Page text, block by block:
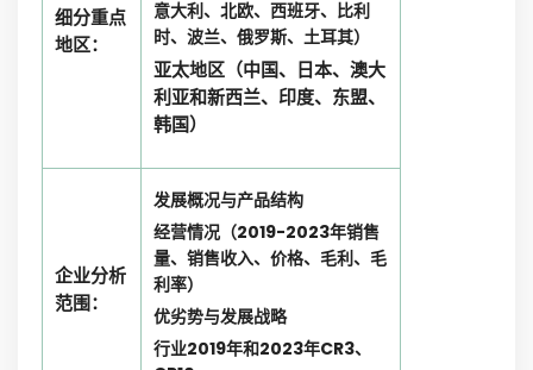
细分重点
地区：
意大利、北欧、西班牙、比利
时、波兰、俄罗斯、土耳其）
亚太地区（中国、日本、澳大
利亚和新西兰、印度、东盟、
韩国）
企业分析
范围：
发展概况与产品结构
经营情况（2019-2023年销售
量、销售收入、价格、毛利、毛
利率）
优劣势与发展战略
行业2019年和2023年CR3、